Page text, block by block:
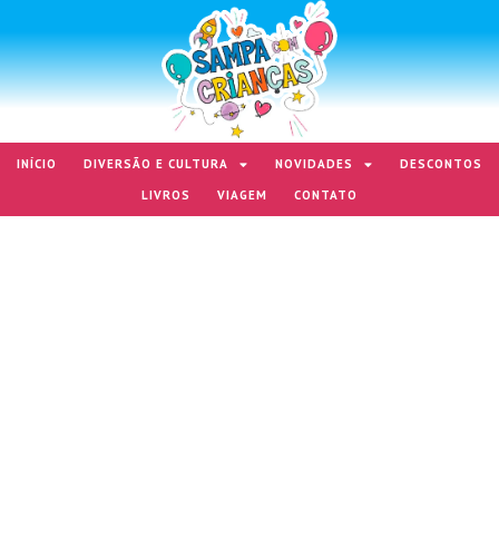
INÍCIO DIVERSÃO E CULTURA NOVIDADES
DESCONTOS
LIVROS
VIAGEM CONTATO